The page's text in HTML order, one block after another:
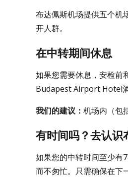
布达佩斯机场提供五个机
开人群。
在中转期间休息
如果您需要休息，安检前
Budapest Airport Hotel
我们的建议： 机场内（包
有时间吗？去认识
如果您的中转时间至少有
而不匆忙。只需确保在下